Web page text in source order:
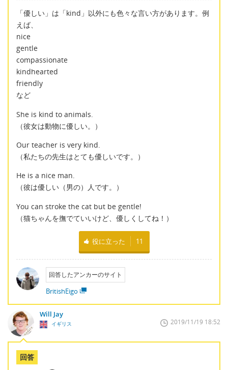
「優しい」は「kind」以外にも色々な言い方があります。例
えば、
nice
gentle
compassionate
kindhearted
friendly
など
She is kind to animals.
（彼女は動物に優しい。）
Our teacher is very kind.
（私たちの先生はとても優しいです。）
He is a nice man.
（彼は優しい（男の）人です。）
You can stroke the cat but be gentle!
（猫ちゃんを撫でていいけど、優しくしてね！）
役に立った 11
回答したアンカーのサイト
BritishEigo
Will Jay
イギリス 2019/11/19 18:52
回答